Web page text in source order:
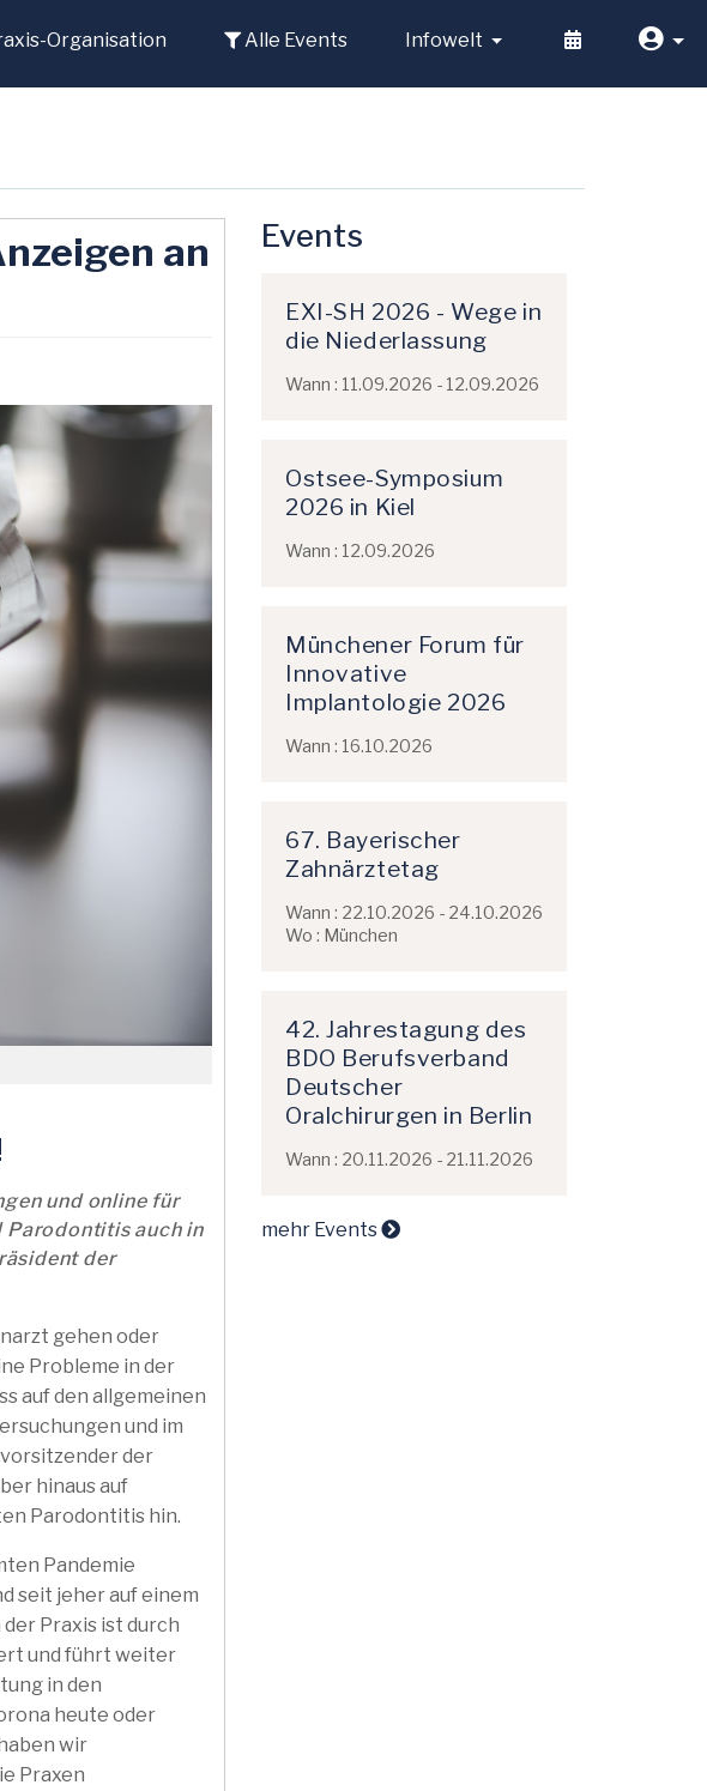
Organisation Alle Events Infowelt
an
und online für
Parodontitis auch in
der
gehen oder
Probleme in der
auf den allgemeinen
und im
der
hinaus auf
Parodontitis hin.
Pandemie
seit jeher auf einem
Praxis ist durch
und führt weiter
in den
heute oder
wir
Praxen
Events
EXI-SH 2026 - Wege in
die Niederlassung
Wann : 11.09.2026 - 12.09.2026
Ostsee-Symposium
2026 in Kiel
Wann : 12.09.2026
Münchener Forum für
Innovative
Implantologie 2026
Wann : 16.10.2026
67. Bayerischer
Zahnärztetag
Wann : 22.10.2026 - 24.10.2026
Wo : München
42. Jahrestagung des
BDO Berufsverband
Deutscher
Oralchirurgen in Berlin
Wann : 20.11.2026 - 21.11.2026
mehr Events